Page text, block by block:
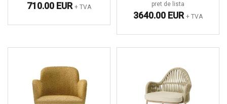
710.00 EUR + TVA pret de lista
3640.00 EUR + TVA